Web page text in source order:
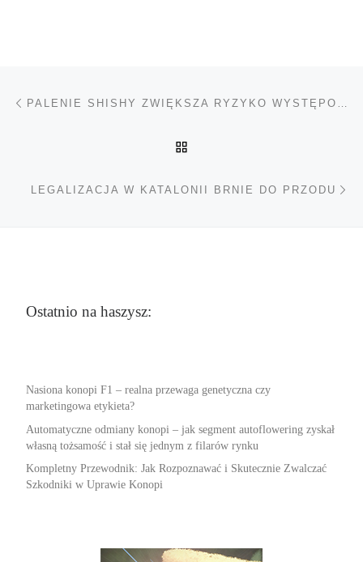
Nawigacja wpisu
LEGALIZACJA W KATALONII BRNIE DO PRZODU
Ostatnio na haszysz:
Nasiona konopi F1 – realna przewaga genetyczna czy
marketingowa etykieta?
Automatyczne odmiany konopi – jak segment autoflowering zyskał
własną tożsamość i stał się jednym z filarów rynku
Kompletny Przewodnik: Jak Rozpoznawać i Skutecznie Zwalczać
Szkodniki w Uprawie Konopi